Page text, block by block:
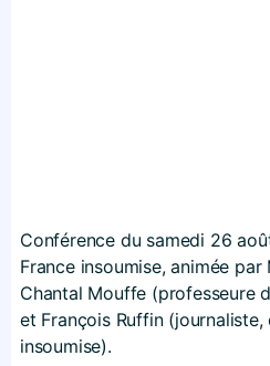
Conférence du samedi 26
France insoumise, animée
Chantal Mouffe (professeure
et François Ruffin
insoumise).